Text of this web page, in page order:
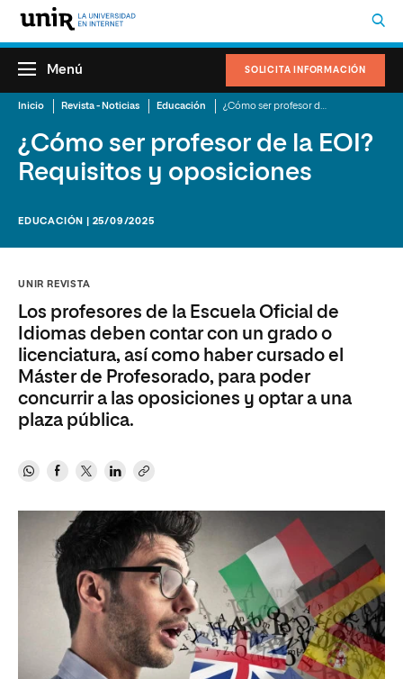
SOLICITA INFORMACIÓN
Menú
Inicio Revista - Noticias Educación
¿Cómo ser profesor de la EOI?
Requisitos y oposiciones
EDUCACIÓN | 25/09/2025
UNIR REVISTA
Los profesores de la Escuela Oficial de
Idiomas deben contar con un grado o
licenciatura, así como haber cursado el
Máster de Profesorado, para poder
concurrir a las oposiciones y optar a una
plaza pública.